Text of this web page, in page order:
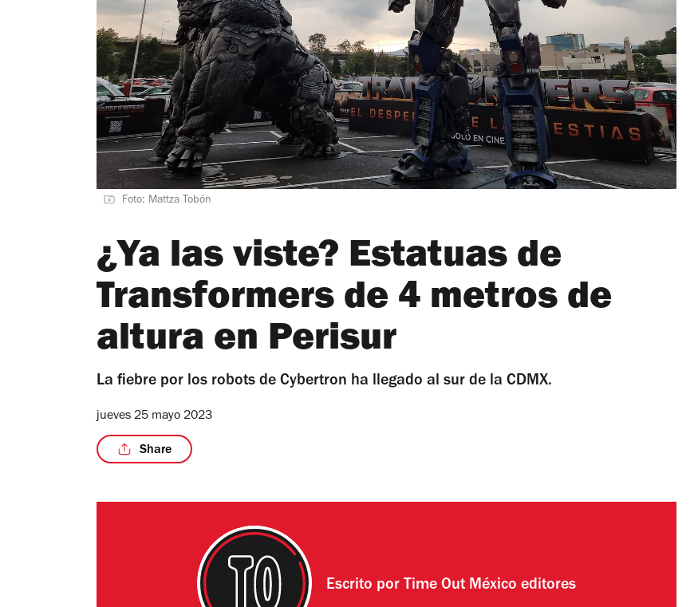
Foto: Mattza Tobón
¿Ya las viste? Estatuas de
Transformers de 4 metros de
altura en Perisur
La fiebre por los robots de Cybertron ha llegado al sur de la CDMX.
jueves 25 mayo 2023
Share
Escrito por Time Out México editores